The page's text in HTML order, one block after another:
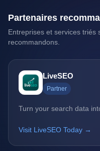
Partenaires
Entreprises et services triés
recommandons.
LiveSEO
Partner
Turn your search data
Visit LiveSEO Today →